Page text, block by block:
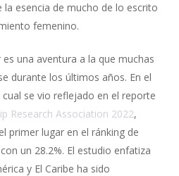
esencia de mucho de lo escrito
femenino.
una aventura a la que muchas
durante los últimos años. En el
se vio reflejado en el reporte
Research Association 2022,
primer lugar en el ránking de
un 28.2%. El estudio enfatiza
y El Caribe ha sido